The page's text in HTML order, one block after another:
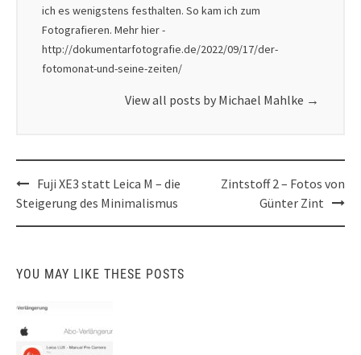
ich es wenigstens festhalten. So kam ich zum
Fotografieren. Mehr hier -
http://dokumentarfotografie.de/2022/09/17/der-
fotomonat-und-seine-zeiten/
View all posts by Michael Mahlke →
Post
navigation
Fuji XE3 statt Leica M – die
Steigerung des Minimalismus
Zintstoff 2 – Fotos von
Günter Zint
YOU MAY LIKE THESE POSTS